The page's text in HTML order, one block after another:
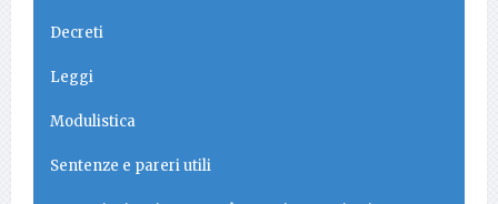
Decreti
Leggi
Modulistica
Sentenze e pareri utili